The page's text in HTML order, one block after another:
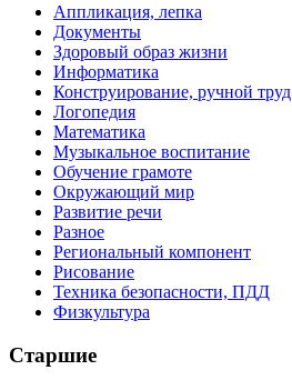
Аппликация, лепка
Документы
Здоровый образ жизни
Информатика
Конструирование, ручной труд
Логопедия
Математика
Музыкальное воспитание
Обучение грамоте
Окружающий мир
Развитие речи
Разное
Региональный компонент
Рисование
Техника безопасности, ПДД
Физкультура
Старшие